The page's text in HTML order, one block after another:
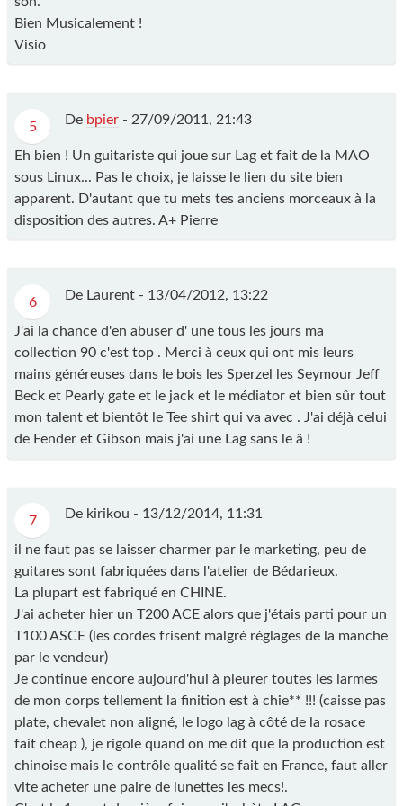
Bien Musicalement !
Visio
5 De bpier - 27/09/2011, 21:43
Eh bien ! Un guitariste qui joue sur Lag et fait de la MAO
sous Linux... Pas le choix, je laisse le lien du site bien
apparent. D'autant que tu mets tes anciens morceaux à la
disposition des autres. A+ Pierre
6 De Laurent - 13/04/2012, 13:22
J'ai la chance d'en abuser d' une tous les jours ma
collection 90 c'est top . Merci à ceux qui ont mis leurs
mains généreuses dans le bois les Sperzel les Seymour Jeff
Beck et Pearly gate et le jack et le médiator et bien sûr tout
mon talent et bientôt le Tee shirt qui va avec . J'ai déjà celui
de Fender et Gibson mais j'ai une Lag sans le â !
7 De kirikou - 13/12/2014, 11:31
il ne faut pas se laisser charmer par le marketing, peu de
guitares sont fabriquées dans l'atelier de Bédarieux.
La plupart est fabriqué en CHINE.
J'ai acheter hier un T200 ACE alors que j'étais parti pour un
T100 ASCE (les cordes frisent malgré réglages de la manche
par le vendeur)
Je continue encore aujourd'hui à pleurer toutes les larmes
de mon corps tellement la finition est à chie** !!! (caisse pas
plate, chevalet non aligné, le logo lag à côté de la rosace
fait cheap ), je rigole quand on me dit que la production est
chinoise mais le contrôle qualité se fait en France, faut aller
vite acheter une paire de lunettes les mecs!.